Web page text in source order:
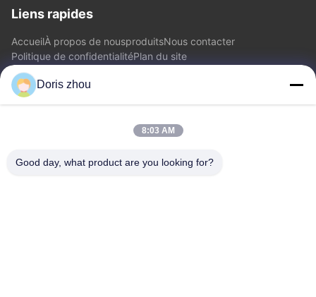
Liens rapides
AccueilÀ propos de nousproduitsNous contacter
Politique de confidentialitéPlan du site
Nous contacter
Adresse: Route de Chaoyang, ville de Zhotie, ville Jiangsu
Doris zhou
8:03 AM
Good day, what product are you looking for?